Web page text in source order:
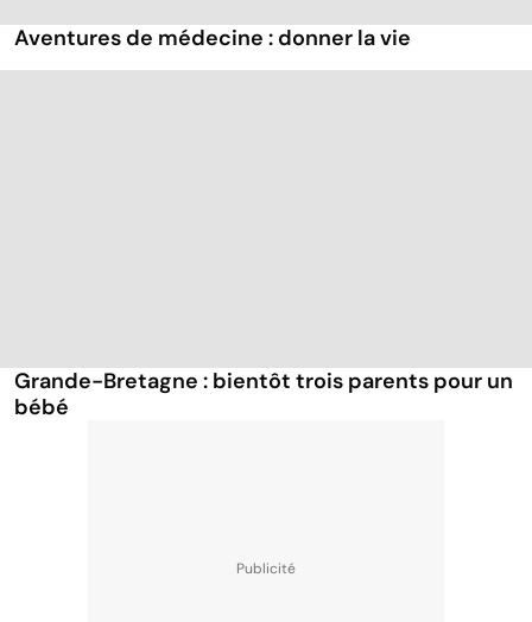
Aventures de médecine : donner la vie
Grande-Bretagne : bientôt trois parents pour un
bébé